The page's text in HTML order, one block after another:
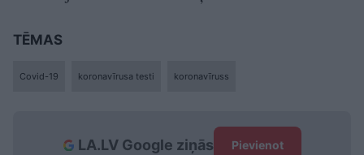
TĒMAS
Covid-19 koronavīrusa testi koronavīruss
LA.LV Google ziņās Pievienot